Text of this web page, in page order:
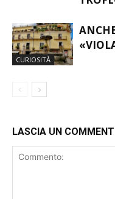
CURIOSITÀ
LASCIA UN